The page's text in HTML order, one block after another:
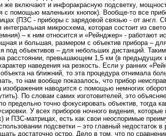
же включают и инфоракрасную подсветку,
с помощью маленьких кнопок). Вообще-то все
(ПЗС - приборы с зарядовой связью - от англ.
микросхема, которая состоит из
– к ним относится и «Рейнджер» - работают
и большая, размером с объектив прибора –
под объективов – для небольших дистанций.
расстоянии, превышающем 1,5 км (в предыдущих
наведения на резкость. Если у ранних
на ближний, то эта процедура отнимала
то нам вообще показалось, что прибор
изображения наводится с помощью немногих
По словам самих изготовителей, это
предельно точно фокусировать объектив, тогда
У всех приборов ночного видения,
и ПЗС-матрицах, есть как свои неоспоримые
подсветки – это главный недостаток
достаточно остро. Дело в том, что по